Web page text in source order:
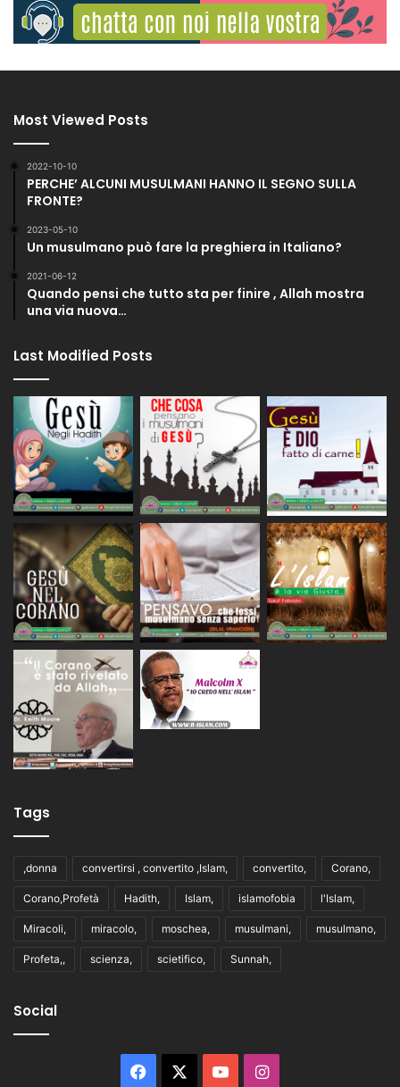
Most Viewed Posts
2022-10-10
PERCHE’ ALCUNI MUSULMANI HANNO IL SEGNO SULLA
FRONTE?
2023-05-10
Un musulmano può fare la preghiera in Italiano?
2021-06-12
Quando pensi che tutto sta per finire , Allah mostra
una via nuova…
Last Modified Posts
Tags
,donna convertirsi , convertito ,Islam, convertito, Corano,
Corano,Profetà Hadith, Islam, islamofobia l'Islam,
Miracoli, miracolo, moschea, musulmani, musulmano,
Profeta,, scienza, scietifico, Sunnah,
Social
Facebook You Instagram